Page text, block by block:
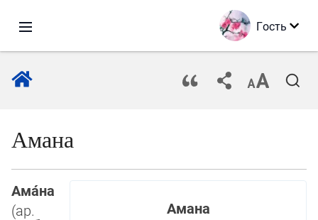
Гость
Амана
Амана
Ама́на
(ар.